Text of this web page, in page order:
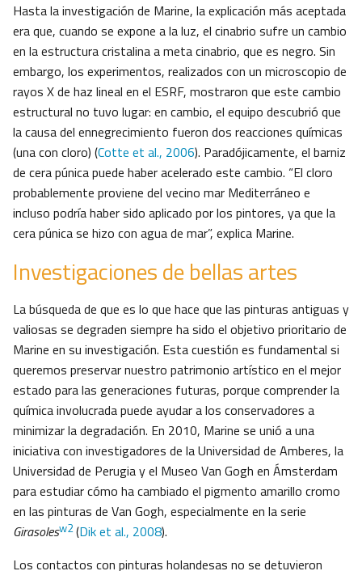
Hasta la investigación de Marine, la explicación más aceptada
era que, cuando se expone a la luz, el cinabrio sufre un cambio
en la estructura cristalina a meta cinabrio, que es negro. Sin
embargo, los experimentos, realizados con un microscopio de
rayos X de haz lineal en el ESRF, mostraron que este cambio
estructural no tuvo lugar: en cambio, el equipo descubrió que
la causa del ennegrecimiento fueron dos reacciones químicas
(una con cloro) (Cotte et al., 2006). Paradójicamente, el barniz
de cera púnica puede haber acelerado este cambio. “El cloro
probablemente proviene del vecino mar Mediterráneo e
incluso podría haber sido aplicado por los pintores, ya que la
cera púnica se hizo con agua de mar”, explica Marine.
Investigaciones de bellas artes
La búsqueda de que es lo que hace que las pinturas antiguas y
valiosas se degraden siempre ha sido el objetivo prioritario de
Marine en su investigación. Esta cuestión es fundamental si
queremos preservar nuestro patrimonio artístico en el mejor
estado para las generaciones futuras, porque comprender la
química involucrada puede ayudar a los conservadores a
minimizar la degradación. En 2010, Marine se unió a una
iniciativa con investigadores de la Universidad de Amberes, la
Universidad de Perugia y el Museo Van Gogh en Ámsterdam
para estudiar cómo ha cambiado el pigmento amarillo cromo
en las pinturas de Van Gogh, especialmente en la serie
Girasolesw2(Dik et al., 2008).
Los contactos con pinturas holandesas no se detuvieron